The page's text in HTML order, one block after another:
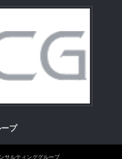
プ
サルティンググループ